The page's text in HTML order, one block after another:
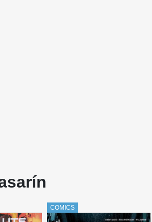
COMICS